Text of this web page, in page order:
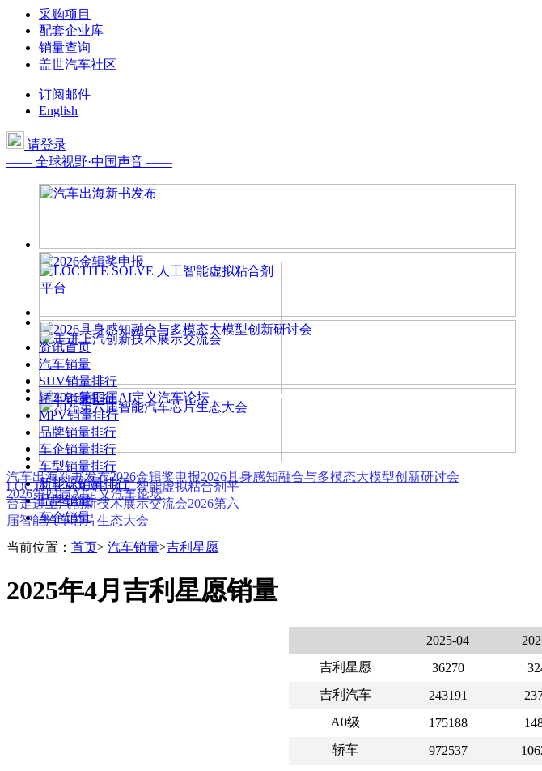
采购项目
配套企业库
销量查询
盖世汽车社区
订阅邮件
English
请登录
—— 全球视野·中国声音 ——
汽车出海新书发布2026金辑奖申报2026具身感知融合与多模态大模型创新研讨会
2026第四届AI定义汽车论坛
LOCTITE SOLVE 人工智能虚拟粘合剂平
台走进上汽创新技术展示交流会2026第六
届智能汽车芯片生态大会
资讯首页
汽车销量
SUV销量排行
轿车销量排行
MPV销量排行
品牌销量排行
车企销量排行
车型销量排行
新能源销量排行
品牌销量
车企销量
当前位置： 首页> 汽车销量>吉利星愿
2025年4月吉利星愿销量
2025-04
吉利星愿
36270
吉利汽车
243191
A0级
175188
轿车
972537